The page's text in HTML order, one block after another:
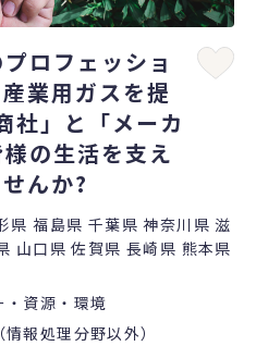
ロフェッショ
業用ガスを提
社」と「メーカ
の生活を支え
んか?
県 福島県 千葉県 神奈川県 滋
山口県 佐賀県 長崎県 熊本県
・資源・環境
報処理分野以外）